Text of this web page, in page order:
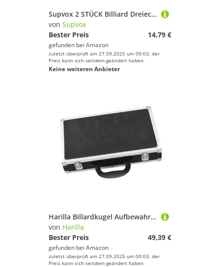
Supvox 2 STÜCK Billiard Dreieck Klassisch Snooker Kugelhalter für Pool Billardtisch Stabiles Rack zum Festen Anordnen der Kugeln Geeignet für Heim Pub spielbereiche
von Supvox
Bester Preis
14,79 €
gefunden bei Amazon
zuletzt überprüft am 27.09.2025 um 00:03; der
Preis kann sich seitdem geändert haben.
Keine weiteren Anbieter
Harilla Billardkugel Aufbewahrungsbox als Organizer Behälter für Snookerkugeln Und Billardzubehör Verschleißfester Transportkoffer aus Aluminium mit Griff, 36.5 cm X 23 cm X 7
von Harilla
Bester Preis
49,39 €
gefunden bei Amazon
zuletzt überprüft am 27.09.2025 um 00:03; der
Preis kann sich seitdem geändert haben.